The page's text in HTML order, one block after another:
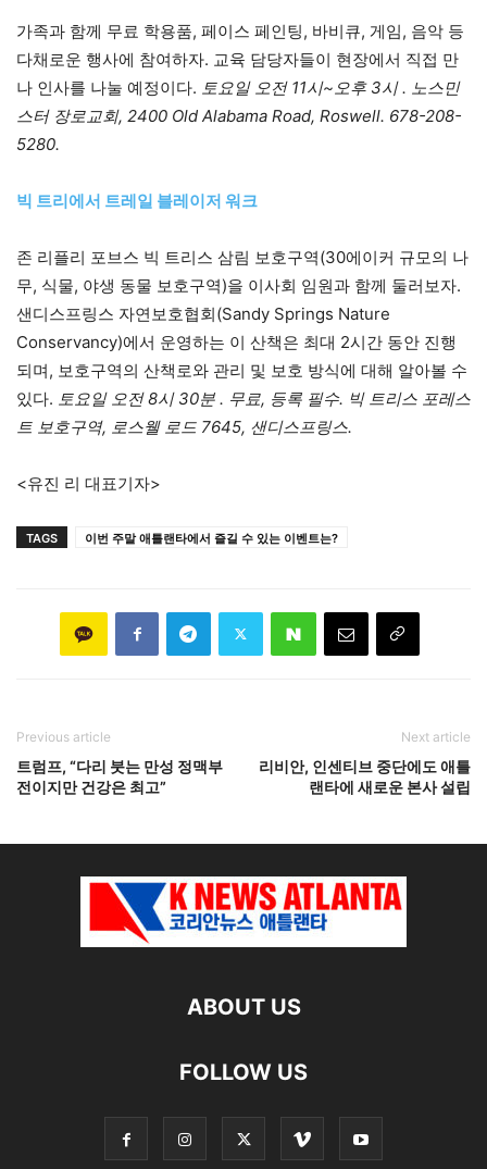
가족과 함께 무료 학용품, 페이스 페인팅, 바비큐, 게임, 음악 등
다채로운 행사에 참여하자. 교육 담당자들이 현장에서 직접 만
나 인사를 나눌 예정이다. 토요일 오전 11시~오후 3시 . 노스민
스터 장로교회, 2400 Old Alabama Road, Roswell. 678-208-
5280.
빅 트리에서 트레일 블레이저 워크
존 리플리 포브스 빅 트리스 삼림 보호구역(30에이커 규모의 나
무, 식물, 야생 동물 보호구역)을 이사회 임원과 함께 둘러보자.
샌디스프링스 자연보호협회(Sandy Springs Nature
Conservancy)에서 운영하는 이 산책은 최대 2시간 동안 진행
되며, 보호구역의 산책로와 관리 및 보호 방식에 대해 알아볼 수
있다. 토요일 오전 8시 30분 . 무료, 등록 필수. 빅 트리스 포레스
트 보호구역, 로스웰 로드 7645, 샌디스프링스.
<유진 리 대표기자>
TAGS 이번 주말 애틀랜타에서 즐길 수 있는 이벤트는?
Previous article
트럼프, “다리 붓는 만성 정맥부
전이지만 건강은 최고”
Next article
리비안, 인센티브 중단에도 애틀
랜타에 새로운 본사 설립
ABOUT US
FOLLOW US